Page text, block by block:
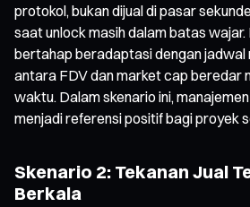
protokol, bukan dijual di pasar
saat unlock masih dalam batas
bertahap beradaptasi dengan jadwal
antara FDV dan market cap beredar
waktu. Dalam skenario ini,
menjadi referensi positif bagi proyek
Skenario 2: Tekanan Jual
Berkala